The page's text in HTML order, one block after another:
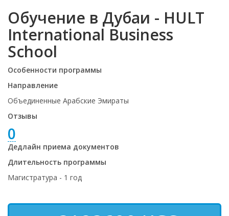
Обучение в Дубаи - HULT
International Business
School
Особенности программы
Направление
Объединенные Арабские Эмираты
Отзывы
0
Дедлайн приема документов
Длительность программы
Магистратура - 1 год